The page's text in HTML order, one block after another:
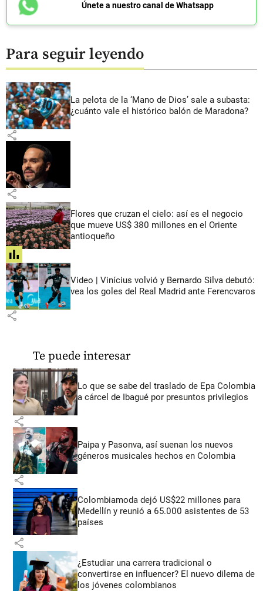
Únete a nuestro canal de Whatsapp
Para seguir leyendo
La pelota de la ‘Mano de Dios’ sale a subasta:
¿cuánto vale el histórico balón de Maradona?
share
share
Flores que cruzan el cielo: así es el negocio
que mueve US$ 380 millones en el Oriente
antioqueño
share
Video | Vinícius volvió y Bernardo Silva debutó:
vea los goles del Real Madrid ante Ferencvaros
share
Te puede interesar
Lo que se sabe del traslado de Epa Colombia
a cárcel de Ibagué por presuntos privilegios
share
Paipa y Pasonva, así suenan los nuevos
géneros musicales hechos en Colombia
share
Colombiamoda dejó US$22 millones para
Medellín y reunió a 65.000 asistentes de 53
países
share
¿Estudiar una carrera tradicional o
convertirse en influencer? El nuevo dilema de
los jóvenes colombianos